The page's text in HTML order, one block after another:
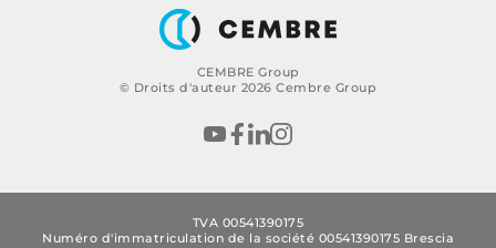
CEMBRE Group
© Droits d'auteur 2026 Cembre Group
TVA 00541390175
Numéro d'immatriculation de la société 00541390175 Brescia